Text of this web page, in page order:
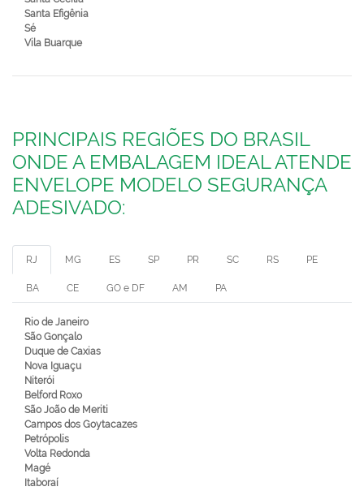
Santa Efigênia
Sé
Vila Buarque
PRINCIPAIS REGIÕES DO BRASIL
ONDE A EMBALAGEM IDEAL ATENDE
ENVELOPE MODELO SEGURANÇA
ADESIVADO:
RJ MG ES SP PR SC RS PE
BA CE GO e DF AM PA
Rio de Janeiro
São Gonçalo
Duque de Caxias
Nova Iguaçu
Niterói
Belford Roxo
São João de Meriti
Campos dos Goytacazes
Petrópolis
Volta Redonda
Magé
Itaboraí